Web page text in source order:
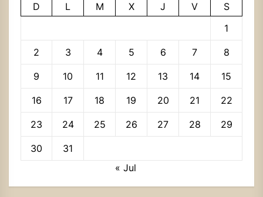
D L M X J V
S
1
2 3 4 5 6 7 8
9 10 11 12 13 14 15
16 17 18 19 20 21 22
23 24 25 26 27 28 29
30
31
« Jul